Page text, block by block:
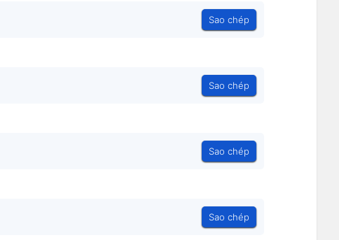
Sao chép
Sao chép
Sao chép
Sao chép